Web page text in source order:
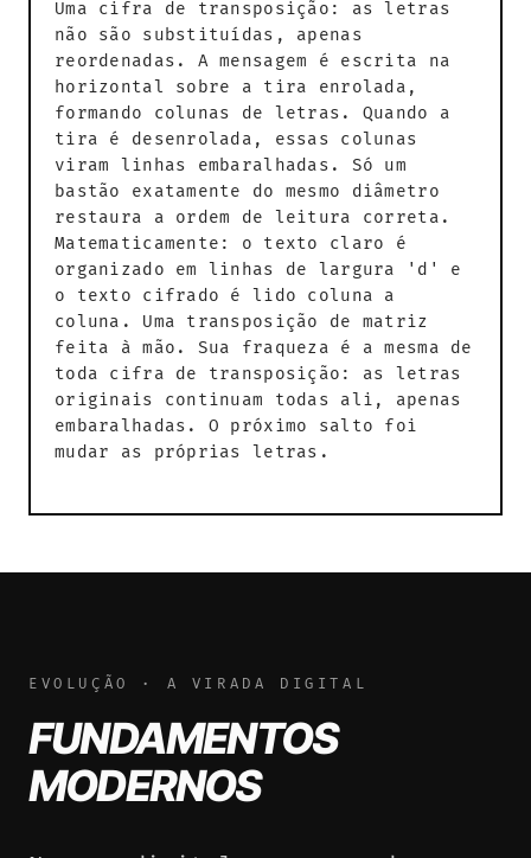
Uma cifra de transposição: as letras
não são substituídas, apenas
reordenadas. A mensagem é escrita na
horizontal sobre a tira enrolada,
formando colunas de letras. Quando a
tira é desenrolada, essas colunas
viram linhas embaralhadas. Só um
bastão exatamente do mesmo diâmetro
restaura a ordem de leitura correta.
Matematicamente: o texto claro é
organizado em linhas de largura 'd' e
o texto cifrado é lido coluna a
coluna. Uma transposição de matriz
feita à mão. Sua fraqueza é a mesma de
toda cifra de transposição: as letras
originais continuam todas ali, apenas
embaralhadas. O próximo salto foi
mudar as próprias letras.
EVOLUÇÃO · A VIRADA DIGITAL
FUNDAMENTOS
MODERNOS